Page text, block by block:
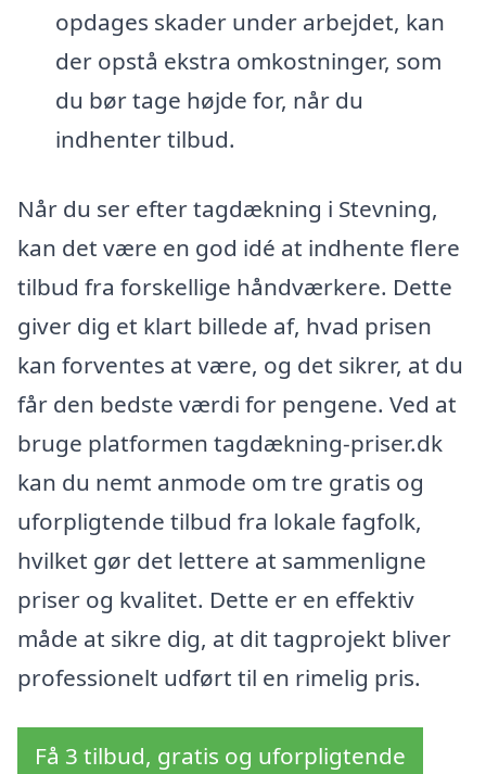
opdages skader under arbejdet, kan
der opstå ekstra omkostninger, som
du bør tage højde for, når du
indhenter tilbud.
Når du ser efter tagdækning i Stevning,
kan det være en god idé at indhente flere
tilbud fra forskellige håndværkere. Dette
giver dig et klart billede af, hvad prisen
kan forventes at være, og det sikrer, at du
får den bedste værdi for pengene. Ved at
bruge platformen tagdækning-priser.dk
kan du nemt anmode om tre gratis og
uforpligtende tilbud fra lokale fagfolk,
hvilket gør det lettere at sammenligne
priser og kvalitet. Dette er en effektiv
måde at sikre dig, at dit tagprojekt bliver
professionelt udført til en rimelig pris.
Få 3 tilbud, gratis og uforpligtende